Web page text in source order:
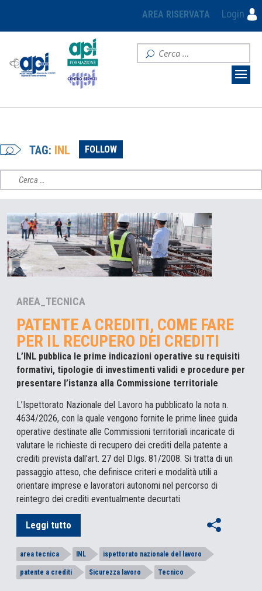
AREA RISERVATA Login
TAG: INL FOLLOW
AREA_TECNICA
PATENTE A CREDITI, COME FARE
PER IL RECUPERO DEI CREDITI
L’INL pubblica le prime indicazioni operative su requisiti
formativi, tipologie di investimenti validi e procedure per
presentare l’istanza alla Commissione territoriale
L’Ispettorato Nazionale del Lavoro ha pubblicato la nota n.
4634/2026, con la quale vengono fornite le prime linee guida
operative destinate alle Commissioni territoriali incaricate di
valutare le richieste di recupero dei crediti della patente a
crediti prevista dall’art. 27 del D.lgs. 81/2008. Si tratta di un
passaggio atteso, che definisce criteri e modalità utili a
orientare imprese e lavoratori autonomi nel percorso di
reintegro dei crediti eventualmente decurtati
Leggi tutto
area tecnica INL ispettorato nazionale del lavoro
patente a crediti Sicurezza lavoro Tecnico